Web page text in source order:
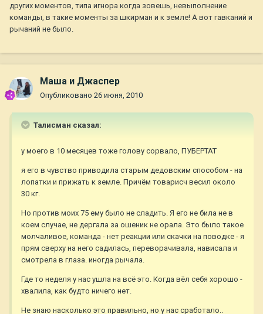
других моментов, типа игнора когда зовешь, невыполнение
команды, в такие моменты за шкирман и к земле! А вот гавканий и
рычаний не было.
Маша и Джаспер
Опубликовано 26 июня, 2010
Талисман сказал:
у моего в 10 месяцев тоже голову сорвало, ПУБЕРТАТ
я его в чувство приводила старым дедовским способом - на
лопатки и прижать к земле. Причём товарисч весил около
30 кг.
Но против моих 75 ему было не сладить. Я его не била не в
коем случае, не дергала за ошеник не орала. Это было такое
молчаливое, команда - нет реакции или скачки на поводке - я
прям сверху на него садилась, переворачивала, нависала и
смотрела в глаза. иногда рычала.
Где то неделя у нас ушла на всё это. Когда вёл себя хорошо -
хвалила, как будто ничего нет.
Не знаю насколько это правильно, но у нас сработало..